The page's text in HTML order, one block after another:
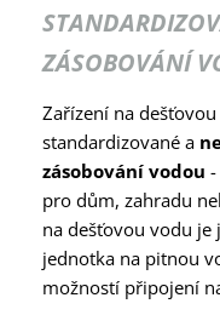
ZÁSOBOVÁNÍ
Zařízení na
standardizované a
zásobování vodou
pro dům, zahradu
na dešťovou vodu je
jednotka na pitnou
možností připojení